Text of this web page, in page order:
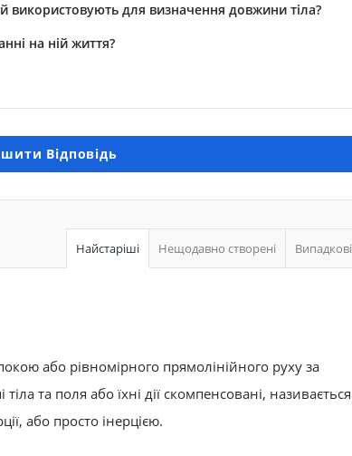
використовують для визначення довжини тіла?
на ній життя?
Відповідь
Найстаріші Нещодавно створені Випадкові
або рівномірного прямолінійного руху за
та поля або їхні дії скомпенсовані, називається
або просто інерцією.